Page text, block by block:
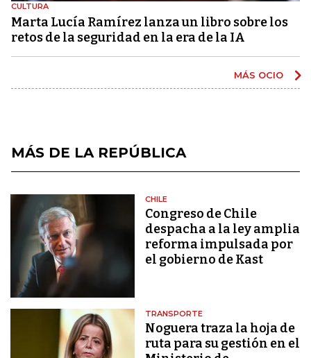
CULTURA
Marta Lucía Ramírez lanza un libro sobre los
retos de la seguridad en la era de la IA
MÁS OCIO
MÁS DE LA REPÚBLICA
CHILE
Congreso de Chile
despacha a la ley amplia
reforma impulsada por
el gobierno de Kast
TRANSPORTE
Noguera traza la hoja de
ruta para su gestión en el